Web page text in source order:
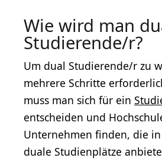
Wie wird man
Studierende/r?
Um dual Studierende/r zu
mehrere Schritte
muss man sich für ein
entscheiden und
Unternehmen finden, die in
duale Studienplätze